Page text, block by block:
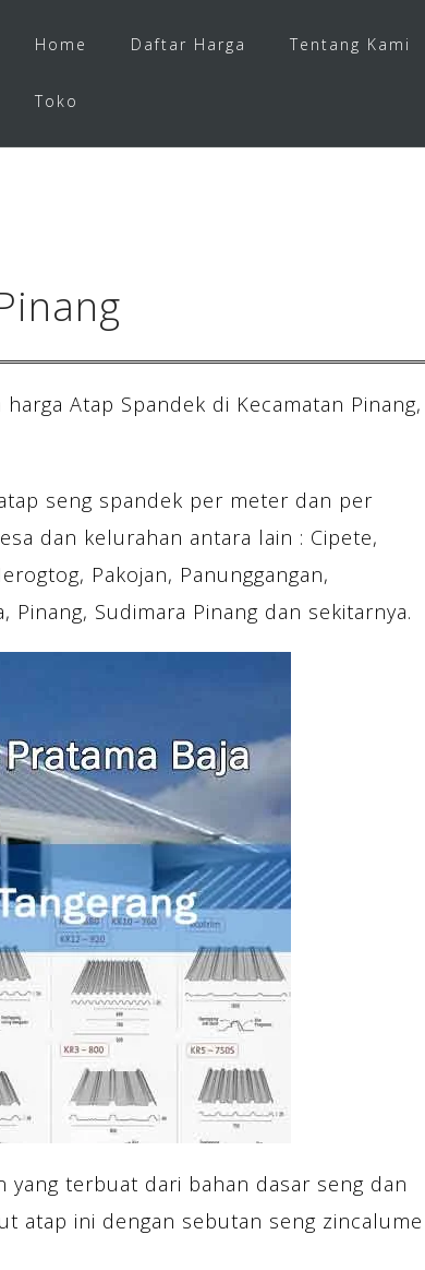
Home Daftar Harga Tentang Kami
Toko
Atap Spandek di Kecamatan Pinang,
seng spandek per meter dan per
dan kelurahan antara lain : Cipete,
Pakojan, Panunggangan,
Pinang, Sudimara Pinang dan sekitarnya.
terbuat dari bahan dasar seng dan
atap ini dengan sebutan seng zincalume